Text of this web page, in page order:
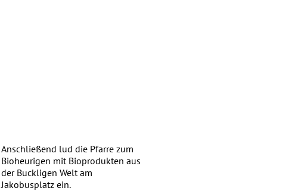
Anschließend lud die Pfarre zum
Bioheurigen mit Bioprodukten aus
der Buckligen Welt am
Jakobusplatz ein.